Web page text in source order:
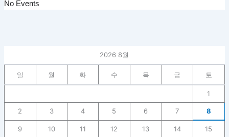
No Events
2026 8월
일 월 화 수 목 금 토
1
2 3 4 5 6 7 8
9 10 11 12 13 14 15